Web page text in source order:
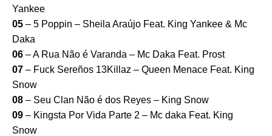
Yankee
05 – 5 Poppin – Sheila Araújo Feat. King Yankee & Mc
Daka
06 – A Rua Não é Varanda – Mc Daka Feat. Prost
07 – Fuck Sereños 13Killaz – Queen Menace Feat. King
Snow
08 – Seu Clan Não é dos Reyes – King Snow
09 – Kingsta Por Vida Parte 2 – Mc daka Feat. King
Snow